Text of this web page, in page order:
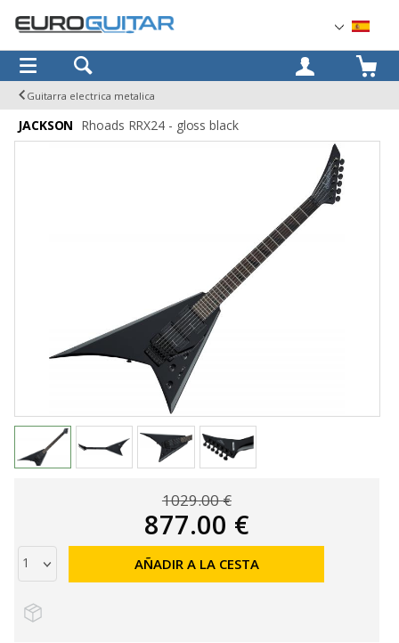
OK
Guitarra electrica metalica
JACKSON Rhoads RRX24 - gloss black
1029.00 €
877.00 €
AÑADIR A LA CESTA